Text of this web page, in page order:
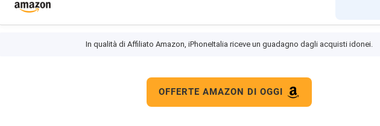
In qualità di Affiliato Amazon, iPhoneItalia riceve un guadagno dagli acquisti idonei.
OFFERTE AMAZON DI OGGI